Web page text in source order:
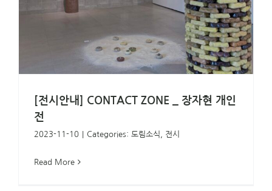
[전시안내] CONTACT ZONE _ 장자현 개인
전
2023-11-10 Categories: 도림소식 전시
Read More